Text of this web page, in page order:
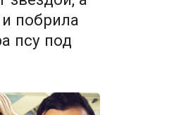
побрила
псу под